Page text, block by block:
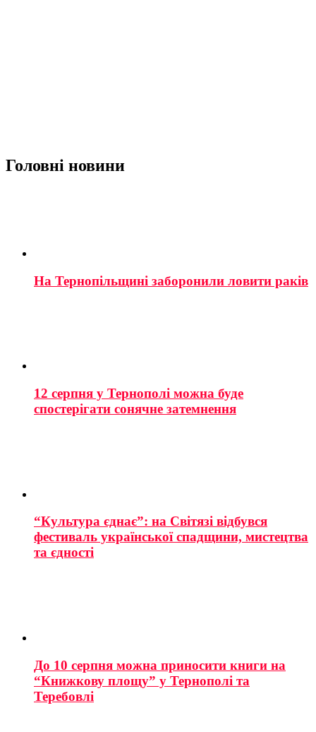
Головні новини
На Тернопільщині заборонили ловити раків
12 серпня у Тернополі можна буде
спостерігати сонячне затемнення
“Культура єднає”: на Світязі відбувся
фестиваль української спадщини, мистецтва
та єдності
До 10 серпня можна приносити книги на
“Книжкову площу” у Тернополі та
Теребовлі